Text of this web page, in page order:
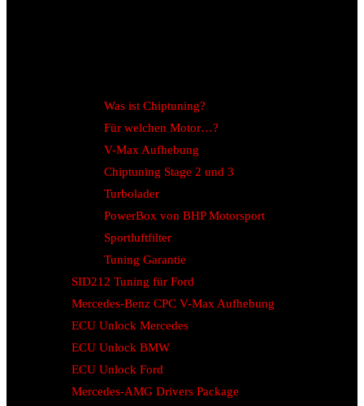
Was ist Chiptuning?
Für welchen Motor…?
V-Max Aufhebung
Chiptuning Stage 2 und 3
Turbolader
PowerBox von BHP Motorsport
Sportluftfilter
Tuning Garantie
SID212 Tuning für Ford
Mercedes-Benz CPC V-Max Aufhebung
ECU Unlock Mercedes
ECU Unlock BMW
ECU Unlock Ford
Mercedes-AMG Drivers Package